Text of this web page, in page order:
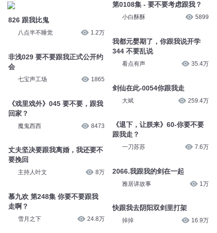
826 跟我比鬼
八点半不睡觉 1.2万
非浅029 要不要跟我正式公开约
会
七宝声工场 1865
《戏里戏外》045 要不要，跟我
回家？
魔鬼西西 8473
丈夫坚决要跟我离婚，我还要不
要挽回
主持人叶文 8万
慕九欢 第248集 你要不要跟我
走啊？
雪月之下 24.8万
第0108集 - 要不要考虑跟我？
小白酥酥 5899
我都元婴期了，你跟我说开学
344 不要乱说
看点有声 35.4万
剑仙在此-0054你跟我走
大斌 259.4万
《退下，让朕来》60-你要不要
跟我走？
一刀苏苏 7.6万
2066.我跟我的剑在一起
雅居讲故事 1万
快跟我去阴阳双剑里打架
掉掉 16.9万